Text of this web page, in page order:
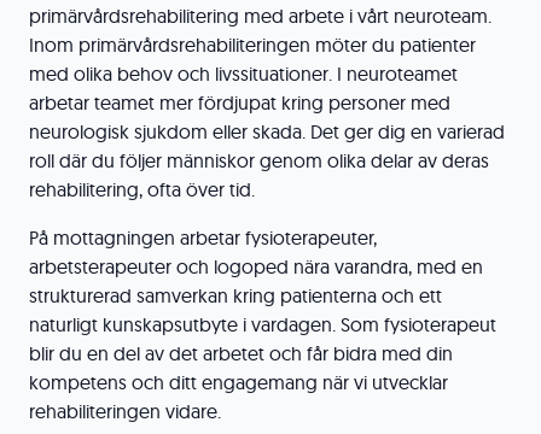
primärvårdsrehabilitering med arbete i vårt neuroteam.
Inom primärvårdsrehabiliteringen möter du patienter
med olika behov och livssituationer. I neuroteamet
arbetar teamet mer fördjupat kring personer med
neurologisk sjukdom eller skada. Det ger dig en varierad
roll där du följer människor genom olika delar av deras
rehabilitering, ofta över tid.
På mottagningen arbetar fysioterapeuter,
arbetsterapeuter och logoped nära varandra, med en
strukturerad samverkan kring patienterna och ett
naturligt kunskapsutbyte i vardagen. Som fysioterapeut
blir du en del av det arbetet och får bidra med din
kompetens och ditt engagemang när vi utvecklar
rehabiliteringen vidare.